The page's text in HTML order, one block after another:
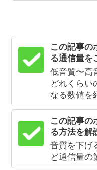
この記事
る通信量を
低音質〜高
どれくらい
なる数値を
この記事
る方法を解
音質を下げ
ど通信量の